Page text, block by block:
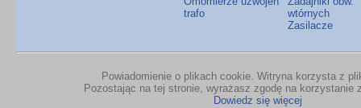
trafo
wtórnych
Zasilacze
Powiadomienie o plikach cookie. Witryna korzysta z
Pozostając na tej stronie, wyrażasz zgodę na korzystanie
Dowiedz się więcej